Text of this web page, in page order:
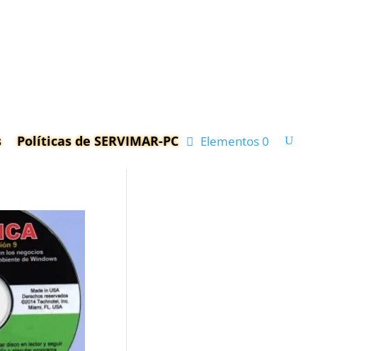
Políticas de SERVIMAR-PC Elementos 0